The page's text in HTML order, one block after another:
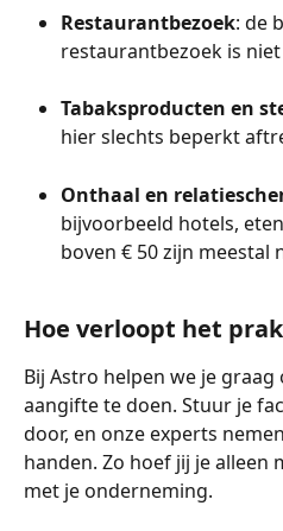
Restaurantbezoek: de
restaurantbezoek is
Tabaksproducten en
hier slechts beperkt
Onthaal en
bijvoorbeeld hotels,
boven € 50 zijn meestal
Hoe verloopt het
Bij Astro helpen we je
aangifte te doen. Stuur je
door, en onze experts
handen. Zo hoef jij je alleen
met je onderneming.